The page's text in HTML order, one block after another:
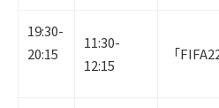
19:30-
20:15
11:30-
12:15
「